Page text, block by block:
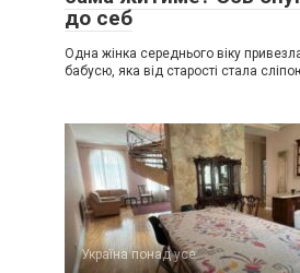
до себ
Одна жінка середнього віку
бабусю, яка від старості стала
Україна понад усе